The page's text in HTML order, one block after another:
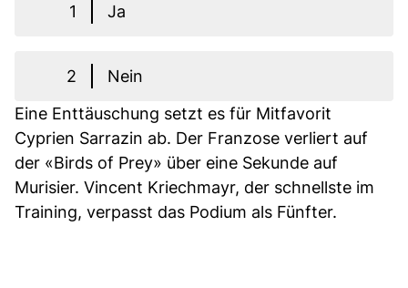
1 Ja
2
Nein
Eine Enttäuschung setzt es für Mitfavorit
Cyprien Sarrazin ab. Der Franzose verliert auf
der «Birds of Prey» über eine Sekunde auf
Murisier. Vincent Kriechmayr, der schnellste im
Training, verpasst das Podium als Fünfter.